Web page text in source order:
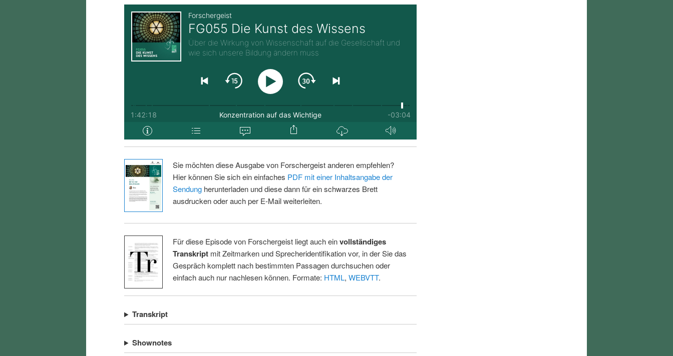
g
e
n
i
n
g
Sie möchten diese Ausgabe von Forschergeist anderen empfehlen?
Hier können Sie sich ein einfaches PDF mit einer Inhaltsangabe der
Sendungherunterladen und diese dann für ein schwarzes Brett
ausdrucken oder auch per E-Mail weiterleiten.
Für diese Episode von Forschergeist liegt auch einvollständiges
Transkriptmit Zeitmarken und Sprecheridentifikation vor, in der Sie das
Gespräch komplett nach bestimmten Passagen durchsuchen oder
einfach auch nur nachlesen können. Formate: HTML, WEBVTT.
Transkript
Shownotes